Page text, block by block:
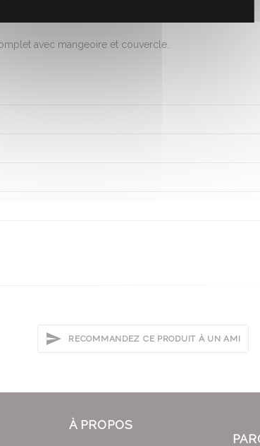
avec mangeoire et couvercle.
RECOMMANDEZ CE PRODUIT À UN AMI
À PROPOS